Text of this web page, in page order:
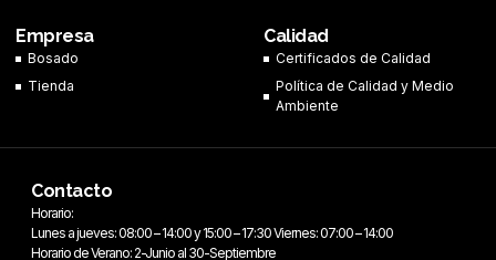
Empresa
Bosado
Tienda
Calidad
Certificados de Calidad
Política de Calidad y Medio
Ambiente
Contacto
Horario:
Lunes a jueves: 08:00 – 14:00 y 15:00 – 17:30 Viernes: 07:00 – 14:00
Horario de Verano: 2-Junio al 30-Septiembre